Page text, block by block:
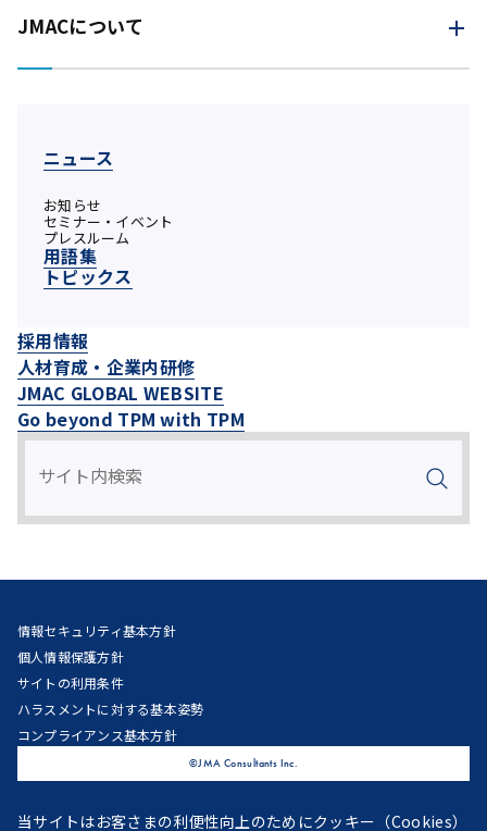
JMACについて
ニュース
お知らせ
セミナー・イベント
プレスルーム
用語集
トピックス
採用情報
人材育成・企業内研修
JMAC GLOBAL WEBSITE
Go beyond TPM with TPM
情報セキュリティ基本方針
個人情報保護方針
サイトの利用条件
ハラスメントに対する基本姿勢
コンプライアンス基本方針
©JMA Consultants Inc.
当サイトはお客さまの利便性向上のためにクッキー（Cookies）